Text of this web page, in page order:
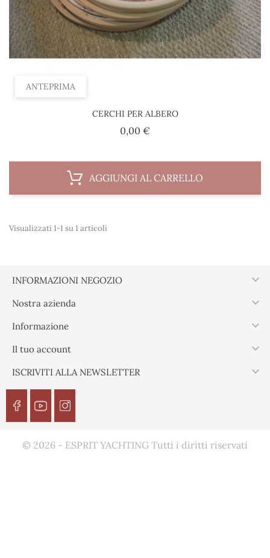
ANTEPRIMA
CERCHI PER ALBERO
0,00 €Prezzo
AGGIUNGI AL CARRELLO
Visualizzati 1-1 su 1 articoli
INFORMAZIONI NEGOZIO 
Nostra azienda 
Informazione 
Il tuo account 
ISCRIVITI ALLA NEWSLETTER 
© 2026 - ESPRIT YACHTING Tutti i diritti riservati